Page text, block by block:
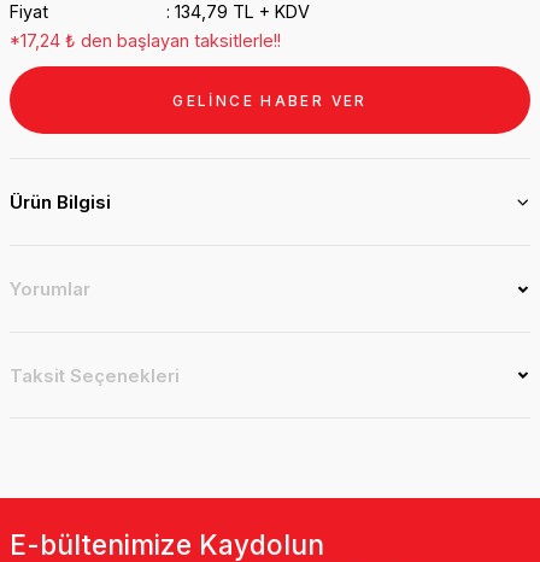
Fiyat
134,79 TL + KDV
*17,24 ₺ den başlayan taksitlerle!!
GELİNCE HABER VER
Ürün Bilgisi
Yorumlar
Taksit Seçenekleri
E-bültenimize Kaydolun